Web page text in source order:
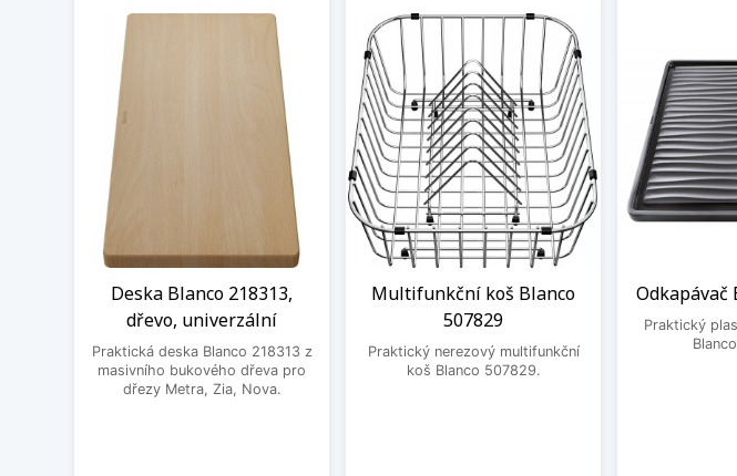
Deska Blanco 218313,
dřevo, univerzální
Praktická deska Blanco 218313 z
masivního bukového dřeva pro
dřezy Metra, Zia, Nova.
Multifunkční koš Blanco
507829
Praktický nerezový multifunkční
koš Blanco 507829.
Odkapávač
Praktický